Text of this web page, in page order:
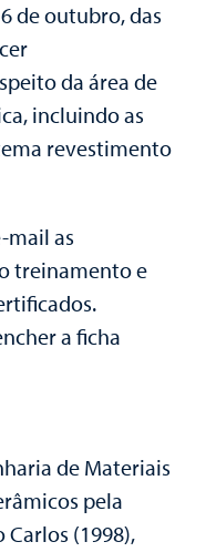
de outubro, das
da área de
incluindo as
revestimento
mail as
treinamento e
a ficha
de Materiais
pela
Carlos (1998),